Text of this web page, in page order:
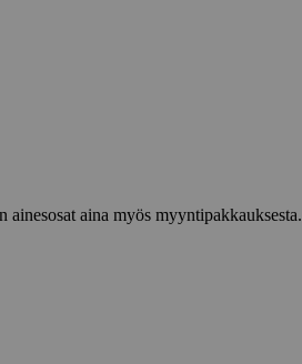
aina myös myyntipakkauksesta.